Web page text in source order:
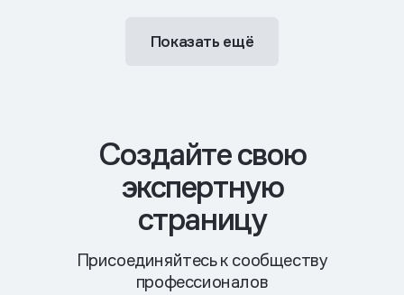
Показать ещё
Cоздайте свою
экспертную
страницу
Присоединяйтесь к сообществу
профессионалов